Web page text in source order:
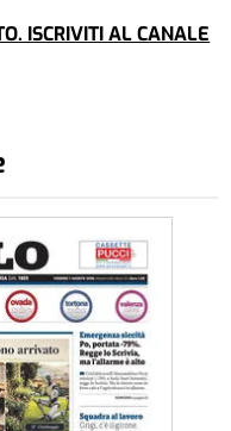
ISCRIVITI AL CANALE